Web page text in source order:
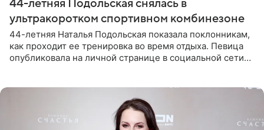
44-летняя Подольская снялась в
ультракоротком спортивном комбинезоне
44-летняя Наталья Подольская показала поклонникам,
как проходит ее тренировка во время отдыха. Певица
опубликовала на личной странице в социальной сети